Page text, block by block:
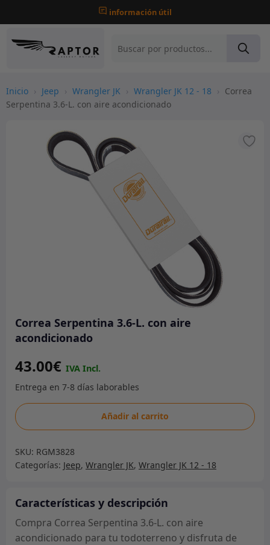
información útil
Inicio › Jeep › Wrangler JK › Wrangler JK 12 - 18 › Correa
Serpentina 3.6-L. con aire acondicionado
Correa Serpentina 3.6-L. con aire
acondicionado
43.00€
Correa
Serpentina
L.
con
acondicionado
Añadir al carrito
SKU: RGM3828
Categorías: Jeep, Wrangler JK, Wrangler JK 12 - 18
Características y descripción
Compra Correa Serpentina 3.6-L. con aire
acondicionado para tu todoterreno y disfruta de